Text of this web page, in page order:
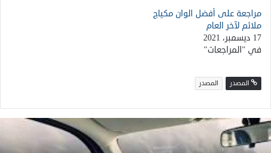
مراجعة على أفضل الوان مكياج
ملائم لآخر العام
17 ديسمبر، 2021
في "المراجعات"
المصدر المصدر